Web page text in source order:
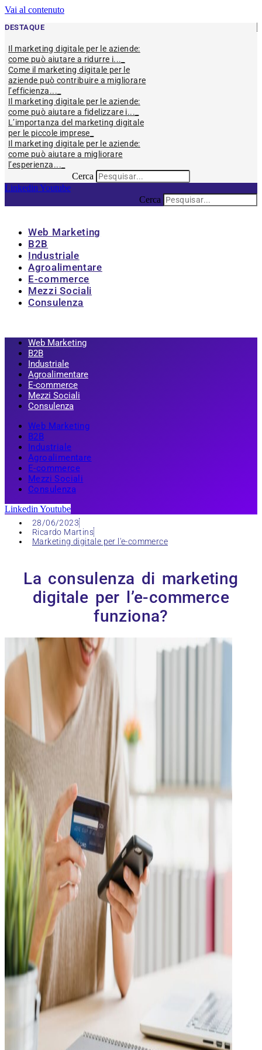
Vai al contenuto
DESTAQUE
Il marketing digitale per le aziende:
come può aiutare a ridurre i...
Come il marketing digitale per le
aziende può contribuire a migliorare
l’efficienza...
Il marketing digitale per le aziende:
come può aiutare a fidelizzare i...
L’importanza del marketing digitale
per le piccole imprese
Il marketing digitale per le aziende:
come può aiutare a migliorare
l’esperienza...
Cerca
Linkedin Youtube
Cerca
Web Marketing
B2B
Industriale
Agroalimentare
E-commerce
Mezzi Sociali
Consulenza
Web Marketing
B2B
Industriale
Agroalimentare
E-commerce
Mezzi Sociali
Consulenza
Web Marketing
B2B
Industriale
Agroalimentare
E-commerce
Mezzi Sociali
Consulenza
Linkedin Youtube
28/06/2023
Ricardo Martins
Marketing digitale per l'e-commerce
La consulenza di marketing
digitale per l’e-commerce
funziona?